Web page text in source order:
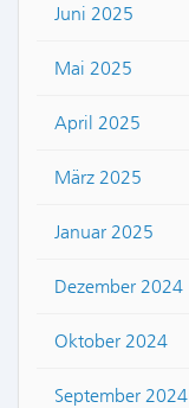
Juni 2025
Mai 2025
April 2025
März 2025
Januar 2025
Dezember 2024
Oktober 2024
September 2024